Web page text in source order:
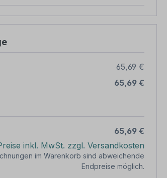
65,69 €
65,69 €
65,69 €
inkl. MwSt. zzgl. Versandkosten
im Warenkorb sind abweichende
Endpreise möglich.